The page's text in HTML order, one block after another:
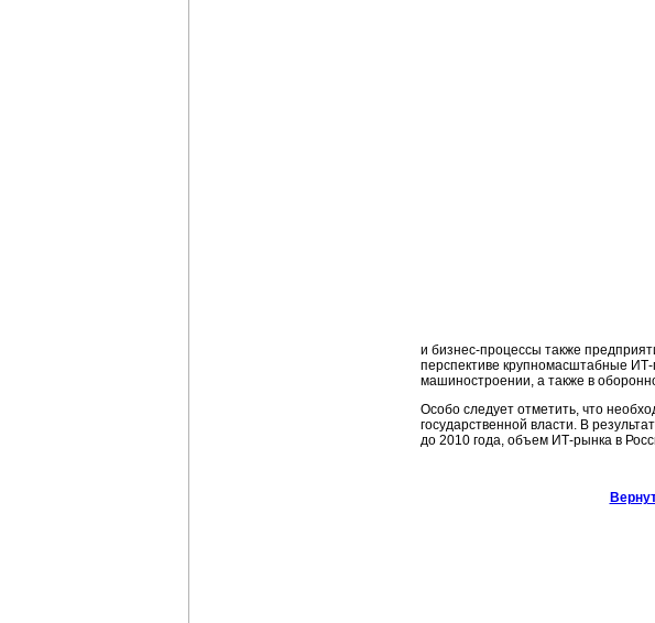
и бизнес-процессы также
перспективе крупномасштабные ИТ-
машиностроении, а также в
Особо следует отметить, что
государственной власти. В
до 2010 года, объем ИТ-рынка в